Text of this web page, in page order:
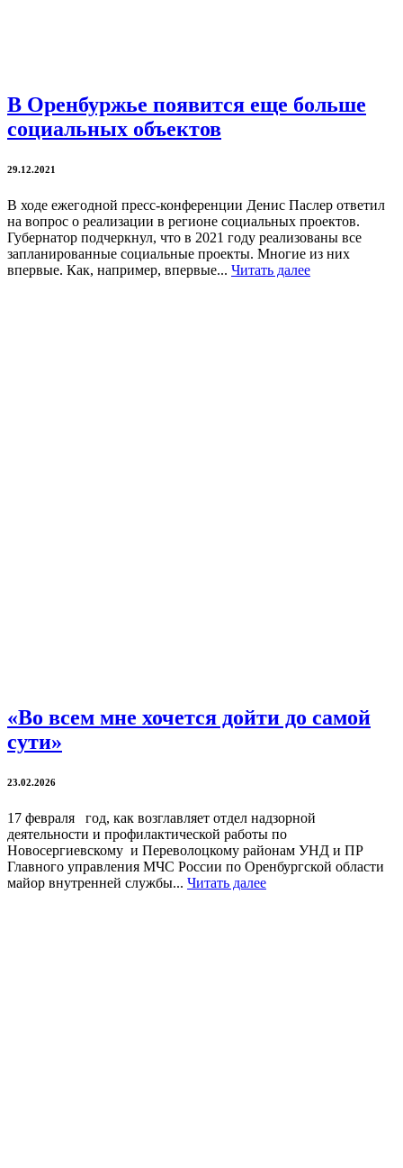
В Оренбуржье появится еще больше
социальных объектов
29.12.2021
В ходе ежегодной пресс-конференции Денис Паслер ответил
на вопрос о реализации в регионе социальных проектов.
Губернатор подчеркнул, что в 2021 году реализованы все
запланированные социальные проекты. Многие из них
впервые. Как, например, впервые... Читать далее
«Во всем мне хочется дойти до самой
сути»
23.02.2026
17 февраля год, как возглавляет отдел надзорной
деятельности и профилактической работы по
Новосергиевскому и Переволоцкому районам УНД и ПР
Главного управления МЧС России по Оренбургской области
майор внутренней службы... Читать далее